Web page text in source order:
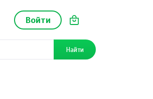
Войти
Найти